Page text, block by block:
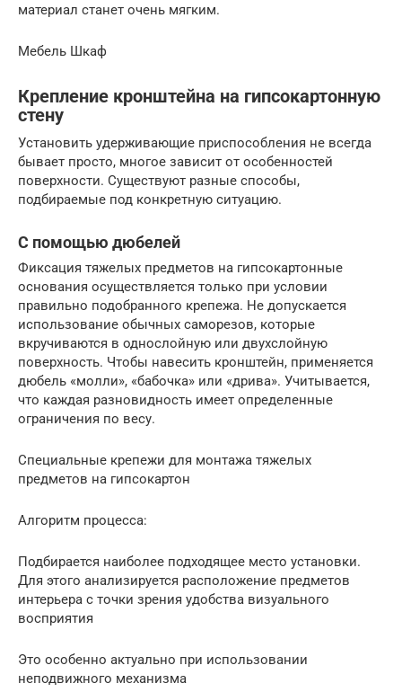
материал станет очень мягким.
Мебель Шкаф
Крепление кронштейна на гипсокартонную
стену
Установить удерживающие приспособления не всегда
бывает просто, многое зависит от особенностей
поверхности. Существуют разные способы,
подбираемые под конкретную ситуацию.
С помощью дюбелей
Фиксация тяжелых предметов на гипсокартонные
основания осуществляется только при условии
правильно подобранного крепежа. Не допускается
использование обычных саморезов, которые
вкручиваются в однослойную или двухслойную
поверхность. Чтобы навесить кронштейн, применяется
дюбель «молли», «бабочка» или «дрива». Учитывается,
что каждая разновидность имеет определенные
ограничения по весу.
Специальные крепежи для монтажа тяжелых
предметов на гипсокартон
Алгоритм процесса:
Подбирается наиболее подходящее место установки.
Для этого анализируется расположение предметов
интерьера с точки зрения удобства визуального
восприятия
Это особенно актуально при использовании
неподвижного механизма